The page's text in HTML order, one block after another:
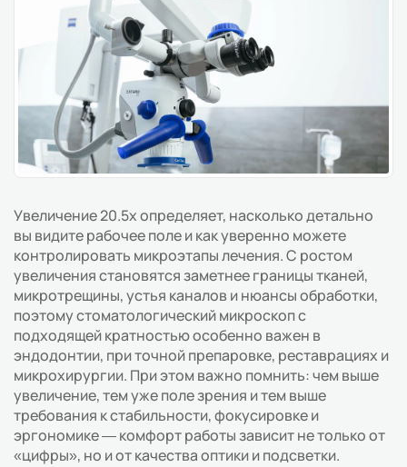
Увеличение 20.5х определяет, насколько детально
вы видите рабочее поле и как уверенно можете
контролировать микроэтапы лечения. С ростом
увеличения становятся заметнее границы тканей,
микротрещины, устья каналов и нюансы обработки,
поэтому стоматологический микроскоп с
подходящей кратностью особенно важен в
эндодонтии, при точной препаровке, реставрациях и
микрохирургии. При этом важно помнить: чем выше
увеличение, тем уже поле зрения и тем выше
требования к стабильности, фокусировке и
эргономике — комфорт работы зависит не только от
«цифры», но и от качества оптики и подсветки.